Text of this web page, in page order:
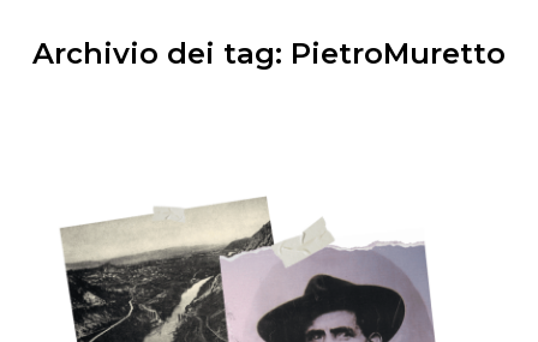
Archivio dei tag: PietroMuretto